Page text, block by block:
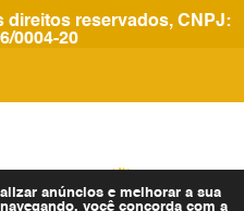
direitos reservados, CNPJ:
0004-20
anúncios e melhorar a sua
você concorda com a